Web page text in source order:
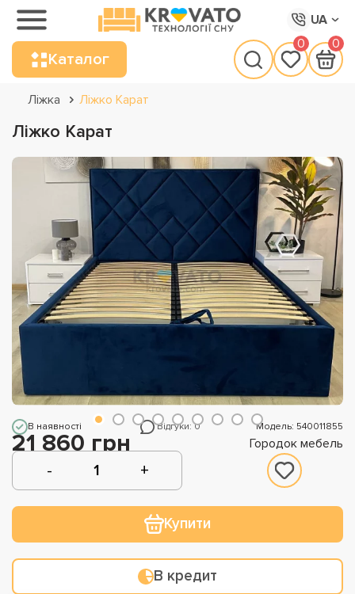
UA
Каталог
0 0
Ліжка Ліжко Карат
Ліжко Карат
В наявності Відгуки: 0 Модель: 540011855
21 860 грн Городок мебель
Купити
В кредит